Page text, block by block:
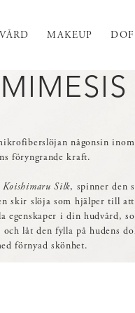
MAKEUP
någonsin
föryngrande kraft.​
Koishimaru Silk, spinner den
skir slöja som hjälper till
egenskaper i din hudvård,
låt den fylla på hudens
förnyad skönhet.